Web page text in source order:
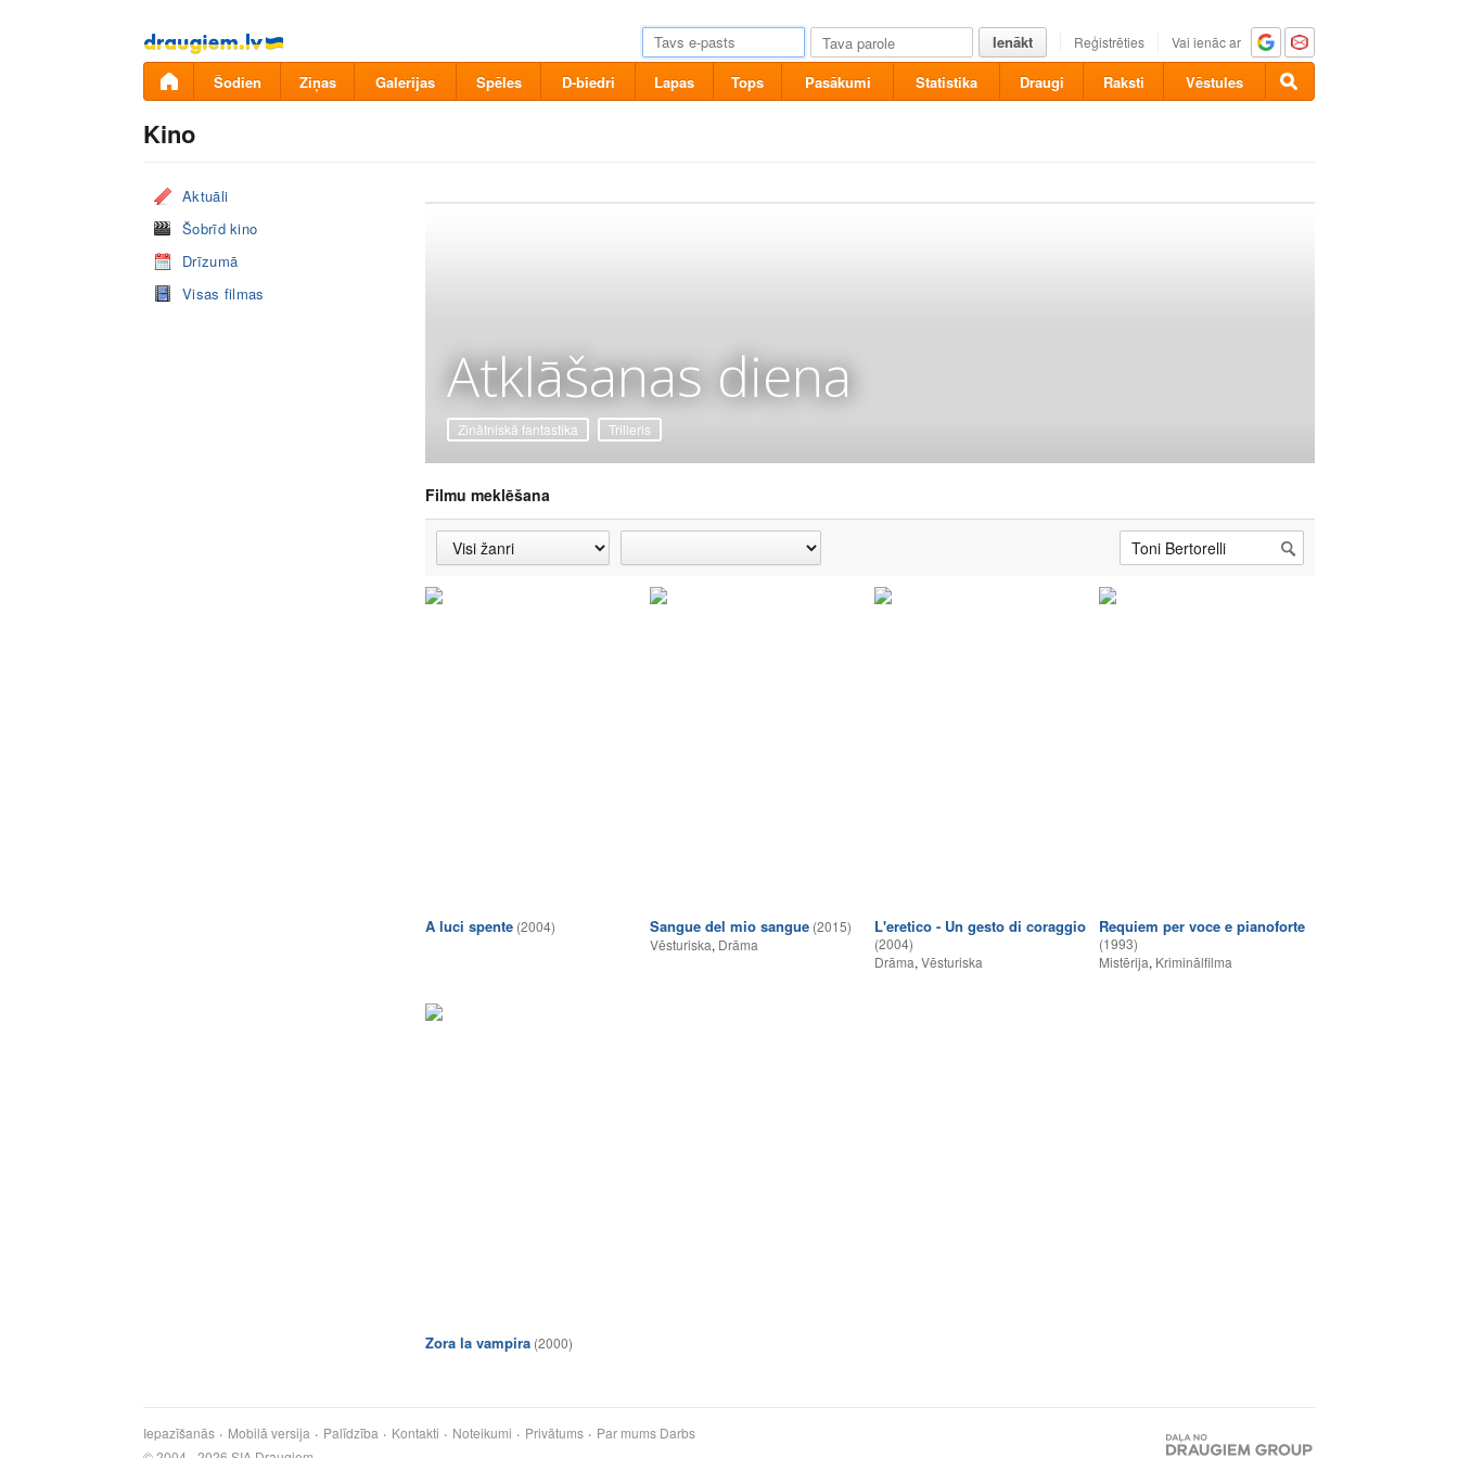
Pāriet
uz
saturu
Ienākt Reģistrēties Vai ienāc ar
Šodien Ziņas Galerijas Spēles D-biedri Lapas Tops Pasākumi Statistika Draugi Raksti Vēstules
Kino
Aktuāli
Šobrīd kino
Drīzumā
Visas filmas
Atklāšanas diena
Zinātniskā fantastika Trilleris
Filmu meklēšana
A luci spente (2004) Sangue del mio sangue (2015)
Vēsturiska, Drāma
L'eretico - Un gesto di coraggio
(2004)
Drāma, Vēsturiska
Requiem per voce e pianoforte
(1993)
Mistērija, Kriminālfilma
Zora la vampira (2000)
Iepazīšanās Mobilā versija Palīdzība Kontakti Noteikumi Privātums Par mums Darbs